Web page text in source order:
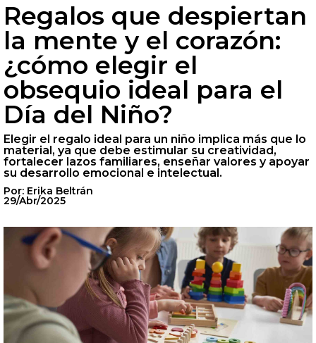
Regalos que despiertan
la mente y el corazón:
¿cómo elegir el
obsequio ideal para el
Día del Niño?
Elegir el regalo ideal para un niño implica más que lo
material, ya que debe estimular su creatividad,
fortalecer lazos familiares, enseñar valores y apoyar
su desarrollo emocional e intelectual.
Por: Erika Beltrán
29/Abr/2025